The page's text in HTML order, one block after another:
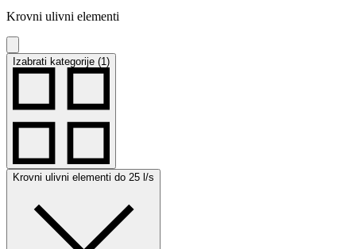
Krovni ulivni elementi
Izabrati kategorije (1)
Krovni ulivni elementi do 25 l/s